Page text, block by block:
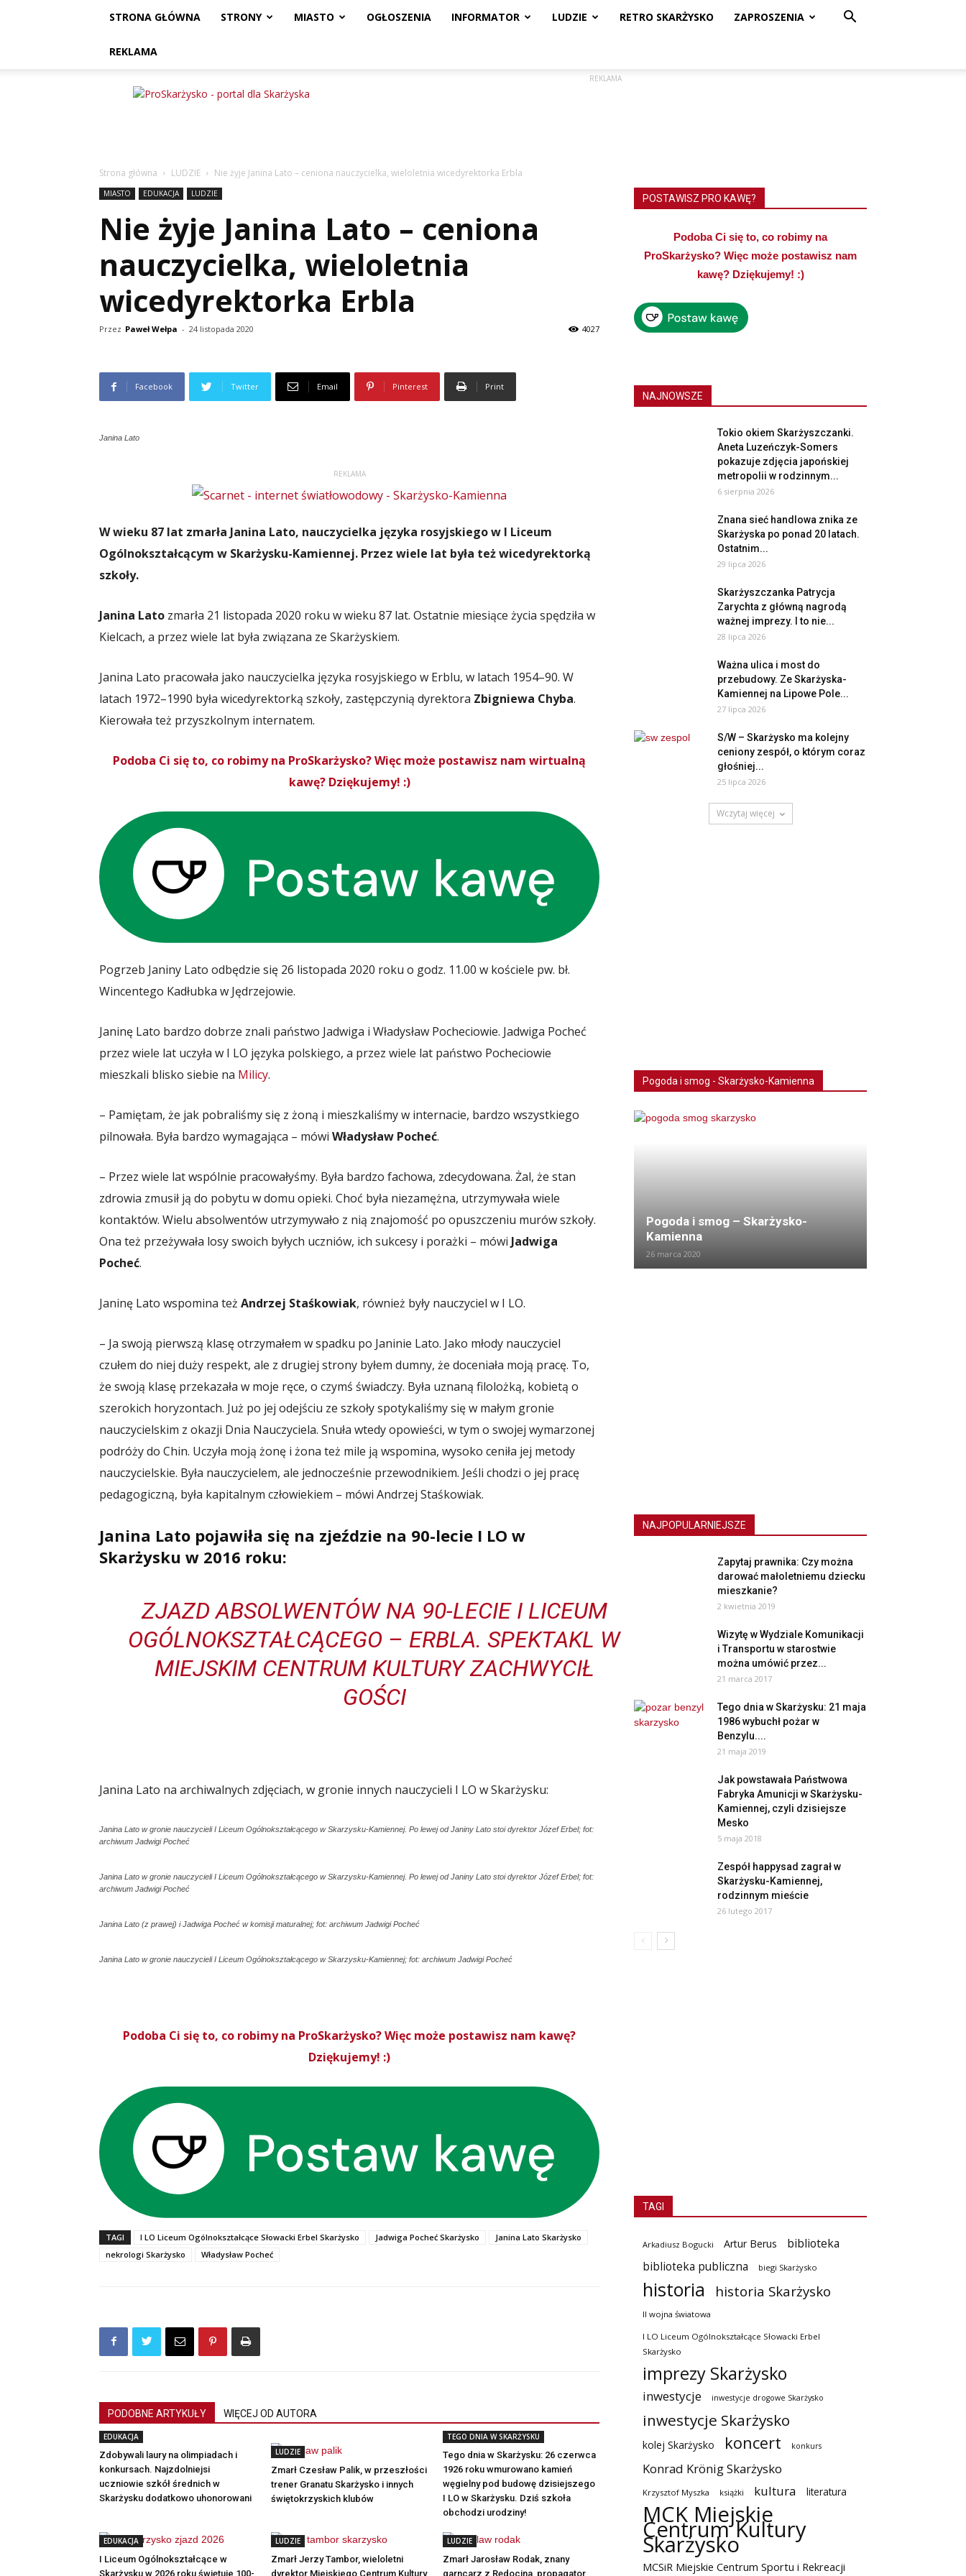
STRONA GŁÓWNA STRONY MIASTO OGŁOSZENIA INFORMATOR LUDZIE RETRO SKARŻYSKO ZAPROSZENIA
REKLAMA
ProSkarżysko
REKLAMA
Strona główna LUDZIE Nie żyje Janina Lato – ceniona nauczycielka, wieloletnia wicedyrektorka Erbla
MIASTO EDUKACJA LUDZIE
Nie żyje Janina Lato – ceniona
nauczycielka, wieloletnia
wicedyrektorka Erbla
Przez Paweł Wełpa - 24 listopada 2020 4027
Facebook Twitter Email Pinterest Print
Janina Lato
REKLAMA
W wieku 87 lat zmarła Janina Lato, nauczycielka języka rosyjskiego w I Liceum
Ogólnokształcącym w Skarżysku-Kamiennej. Przez wiele lat była też wicedyrektorką
szkoły.
Janina Lato zmarła 21 listopada 2020 roku w wieku 87 lat. Ostatnie miesiące życia spędziła w
Kielcach, a przez wiele lat była związana ze Skarżyskiem.
Janina Lato pracowała jako nauczycielka języka rosyjskiego w Erblu, w latach 1954–90. W
latach 1972–1990 była wicedyrektorką szkoły, zastępczynią dyrektora Zbigniewa Chyba.
Kierowała też przyszkolnym internatem.
Podoba Ci się to, co robimy na ProSkarżysko? Więc może postawisz nam wirtualną
kawę? Dziękujemy! :)
Pogrzeb Janiny Lato odbędzie się 26 listopada 2020 roku o godz. 11.00 w kościele pw. bł.
Wincentego Kadłubka w Jędrzejowie.
Janinę Lato bardzo dobrze znali państwo Jadwiga i Władysław Pocheciowie. Jadwiga Pocheć
przez wiele lat uczyła w I LO języka polskiego, a przez wiele lat państwo Pocheciowie
mieszkali blisko siebie na Milicy.
– Pamiętam, że jak pobraliśmy się z żoną i mieszkaliśmy w internacie, bardzo wszystkiego
pilnowała. Była bardzo wymagająca – mówi Władysław Pocheć.
– Przez wiele lat wspólnie pracowałyśmy. Była bardzo fachowa, zdecydowana. Żal, że stan
zdrowia zmusił ją do pobytu w domu opieki. Choć była niezamężna, utrzymywała wiele
kontaktów. Wielu absolwentów utrzymywało z nią znajomość po opuszczeniu murów szkoły.
Ona też przeżywała losy swoich byłych uczniów, ich sukcesy i porażki – mówi Jadwiga
Pocheć.
Janinę Lato wspomina też Andrzej Staśkowiak, również były nauczyciel w I LO.
– Ja swoją pierwszą klasę otrzymałem w spadku po Janinie Lato. Jako młody nauczyciel
czułem do niej duży respekt, ale z drugiej strony byłem dumny, że doceniała moją pracę. To,
że swoją klasę przekazała w moje ręce, o czymś świadczy. Była uznaną filolożką, kobietą o
szerokich horyzontach. Już po jej odejściu ze szkoły spotykaliśmy się w małym gronie
nauczycielskim z okazji Dnia Nauczyciela. Snuła wtedy opowieści, w tym o swojej wymarzonej
podróży do Chin. Uczyła moją żonę i żona też mile ją wspomina, wysoko ceniła jej metody
nauczycielskie. Była nauczycielem, ale jednocześnie przewodnikiem. Jeśli chodzi o jej pracę
pedagogiczną, była kapitalnym człowiekiem – mówi Andrzej Staśkowiak.
Janina Lato pojawiła się na zjeździe na 90-lecie I LO w
Skarżysku w 2016 roku:
ZJAZD ABSOLWENTÓW NA 90-LECIE I LICEUM
OGÓLNOKSZTAŁCĄCEGO – ERBLA. SPEKTAKL W
MIEJSKIM CENTRUM KULTURY ZACHWYCIŁ
GOŚCI
Janina Lato na archiwalnych zdjęciach, w gronie innych nauczycieli I LO w Skarżysku:
Janina Lato w gronie nauczycieli I Liceum Ogólnokształcącego w Skarzysku-Kamiennej. Po lewej od Janiny Lato stoi dyrektor Józef Erbel; fot:
archiwum Jadwigi Pocheć
Janina Lato w gronie nauczycieli I Liceum Ogólnokształcącego w Skarzysku-Kamiennej. Po lewej od Janiny Lato stoi dyrektor Józef Erbel; fot:
archiwum Jadwigi Pocheć
Janina Lato (z prawej) i Jadwiga Pocheć w komisji maturalnej; fot: archiwum Jadwigi Pocheć
Janina Lato w gronie nauczycieli I Liceum Ogólnokształcącego w Skarzysku-Kamiennej; fot: archiwum Jadwigi Pocheć
Podoba Ci się to, co robimy na ProSkarżysko? Więc może postawisz nam kawę?
Dziękujemy! :)
TAGI I LO Liceum Ogólnokształcące Słowacki Erbel Skarżysko Jadwiga Pocheć Skarżysko
Janina Lato Skarżysko
nekrologi Skarżysko
Władysław Pocheć
PODOBNE ARTYKUŁY WIĘCEJ OD AUTORA
EDUKACJA
Zdobywali laury na olimpiadach i
konkursach. Najzdolniejsi
uczniowie szkół średnich w
Skarżysku dodatkowo uhonorowani
LUDZIE
Zmarł Czesław Palik, w przeszłości
trener Granatu Skarżysko i innych
świętokrzyskich klubów
TEGO DNIA W SKARŻYSKU
Tego dnia w Skarżysku: 26 czerwca
1926 roku wmurowano kamień
węgielny pod budowę dzisiejszego
I LO w Skarżysku. Dziś szkoła
obchodzi urodziny!
EDUKACJA
I Liceum Ogólnokształcące w
Skarżysku w 2026 roku świętuje 100-
LUDZIE
Zmarł Jerzy Tambor, wieloletni
dyrektor Miejskiego Centrum Kultury
LUDZIE
Zmarł Jarosław Rodak, znany
garncarz z Rędocina, propagator
POSTAWISZ PRO KAWĘ?
Podoba Ci się to, co robimy na
ProSkarżysko? Więc może postawisz nam
kawę? Dziękujemy! :)
NAJNOWSZE
Tokio okiem Skarżyszczanki.
Aneta Luzeńczyk-Somers
pokazuje zdjęcia japońskiej
metropolii w rodzinnym...
6 sierpnia 2026
Znana sieć handlowa znika ze
Skarżyska po ponad 20 latach.
Ostatnim...
29 lipca 2026
Skarżyszczanka Patrycja
Zarychta z główną nagrodą
ważnej imprezy. I to nie...
28 lipca 2026
Ważna ulica i most do
przebudowy. Ze Skarżyska-
Kamiennej na Lipowe Pole...
27 lipca 2026
S/W – Skarżysko ma kolejny
ceniony zespół, o którym coraz
głośniej...
25 lipca 2026
Wczytaj więcej
Pogoda i smog - Skarżysko-Kamienna
Pogoda i smog – Skarżysko-
Kamienna
26 marca 2020
NAJPOPULARNIEJSZE
Zapytaj prawnika: Czy można
darować małoletniemu dziecku
mieszkanie?
2 kwietnia 2019
Wizytę w Wydziale Komunikacji
i Transportu w starostwie
można umówić przez...
21 marca 2017
Tego dnia w Skarżysku: 21 maja
1986 wybuchł pożar w
Benzylu....
21 maja 2019
Jak powstawała Państwowa
Fabryka Amunicji w Skarżysku-
Kamiennej, czyli dzisiejsze
Mesko
5 maja 2018
Zespół happysad zagrał w
Skarżysku-Kamiennej,
rodzinnym mieście
26 lutego 2017
TAGI
Arkadiusz Bogucki Artur Berus
biblioteka
biblioteka publiczna
biegi Skarżysko
historia historia Skarżysko
II wojna światowa
I LO Liceum Ogólnokształcące Słowacki Erbel
Skarżysko
imprezy Skarżysko
inwestycje inwestycje drogowe Skarżysko
inwestycje Skarżysko
kolej Skarżysko koncert konkurs
Konrad Krönig Skarżysko
Krzysztof Myszka książki kultura literatura
MCK Miejskie
Centrum Kultury
Skarżysko
MCSiR Miejskie Centrum Sportu i Rekreacji